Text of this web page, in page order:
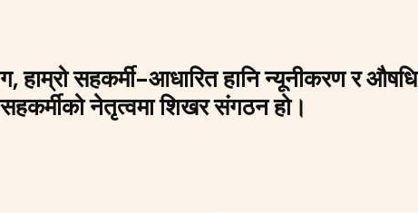
सहकर्मी-आधारित हानि न्यूनीकरण र औषधि
सहकर्मीको नेतृत्वमा शिखर संगठन हो।